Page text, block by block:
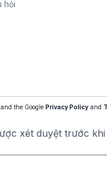
the Google Privacy Policy and
xét duyệt trước khi